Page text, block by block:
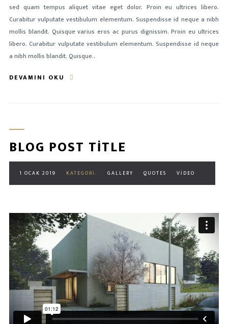
sed quam tempus aliquet vitae eget dolor. Proin eu ultrices libero.
Curabitur vulputate vestibulum elementum. Suspendisse id neque a nibh
mollis blandit. Quisque varius eros ac purus dignissim. Proin eu ultrices
libero. Curabitur vulputate vestibulum elementum. Suspendisse id neque
a nibh mollis blandit. Quisque..
DEVAMINI OKU
BLOG POST TITLE
1 OCAK 2019 KATEGORI: GALLERY QUOTES VIDEO